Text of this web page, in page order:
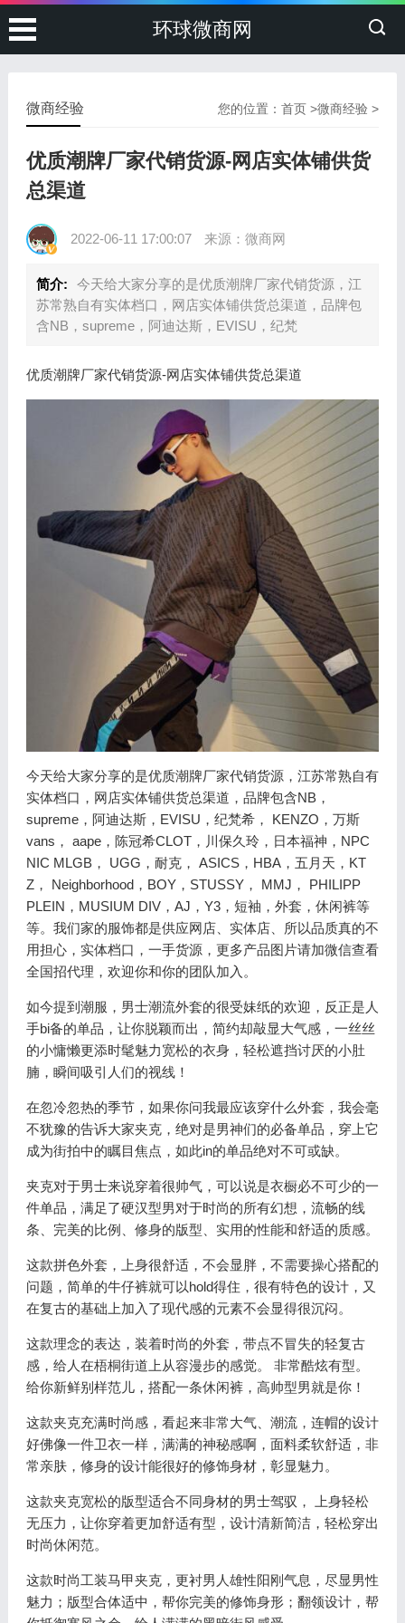
环球微商网
您的位置：首页 >微商经验 >
微商经验
优质潮牌厂家代销货源-网店实体铺供货
总渠道
2022-06-11 17:00:07 来源：微商网
简介:
今天给大家分享的是优质潮牌厂家代销货源，江
苏常熟自有实体档口，网店实体铺供货总渠道，品牌包
含NB，supreme，阿迪达斯，EVISU，纪梵
优质潮牌厂家代销货源-网店实体铺供货总渠道
今天给大家分享的是优质潮牌厂家代销货源，江苏常熟自有
实体档口，网店实体铺供货总渠道，品牌包含NB，
supreme，阿迪达斯，EVISU，纪梵希， KENZO，万斯
vans， aape，陈冠希CLOT，川保久玲，日本福神，NPC
NIC MLGB， UGG，耐克， ASICS，HBA，五月天，KT
Z， Neighborhood，BOY，STUSSY， MMJ， PHILIPP
PLEIN，MUSIUM DIV，AJ，Y3，短袖，外套，休闲裤等
等。我们家的服饰都是供应网店、实体店、所以品质真的不
用担心，实体档口，一手货源，更多产品图片请加微信查看
全国招代理，欢迎你和你的团队加入。
如今提到潮服，男士潮流外套的很受妹纸的欢迎，反正是人
手bi备的单品，让你脱颖而出，简约却敲显大气感，一丝丝
的小慵懒更添时髦魅力宽松的衣身，轻松遮挡讨厌的小肚
腩，瞬间吸引人们的视线！
在忽冷忽热的季节，如果你问我最应该穿什么外套，我会毫
不犹豫的告诉大家夹克，绝对是男神们的必备单品，穿上它
成为街拍中的瞩目焦点，如此in的单品绝对不可或缺。
夹克对于男士来说穿着很帅气，可以说是衣橱必不可少的一
件单品，满足了硬汉型男对于时尚的所有幻想，流畅的线
条、完美的比例、修身的版型、实用的性能和舒适的质感。
这款拼色外套，上身很舒适，不会显胖，不需要操心搭配的
问题，简单的牛仔裤就可以hold得住，很有特色的设计，又
在复古的基础上加入了现代感的元素不会显得很沉闷。
这款理念的表达，装着时尚的外套，带点不冒失的轻复古
感，给人在梧桐街道上从容漫步的感觉。 非常酷炫有型。
给你新鲜别样范儿，搭配一条休闲裤，高帅型男就是你！
这款夹克充满时尚感，看起来非常大气、潮流，连帽的设计
好佛像一件卫衣一样，满满的神秘感啊，面料柔软舒适，非
常亲肤，修身的设计能很好的修饰身材，彰显魅力。
这款夹克宽松的版型适合不同身材的男士驾驭， 上身轻松
无压力，让你穿着更加舒适有型，设计清新简洁，轻松穿出
时尚休闲范。
这款时尚工装马甲夹克，更衬男人雄性阳刚气息，尽显男性
魅力；版型合体适中，帮你完美的修饰身形；翻领设计，帮